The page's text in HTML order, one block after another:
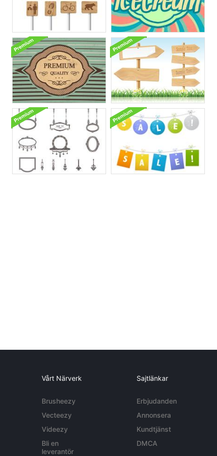
Vårt Närverk
Brusheezy
Vecteezy
Videezy
Bli en
leverantör
Sajtlänkar
Erbjudanden
Annonsera
Kundtjänst
DMCA